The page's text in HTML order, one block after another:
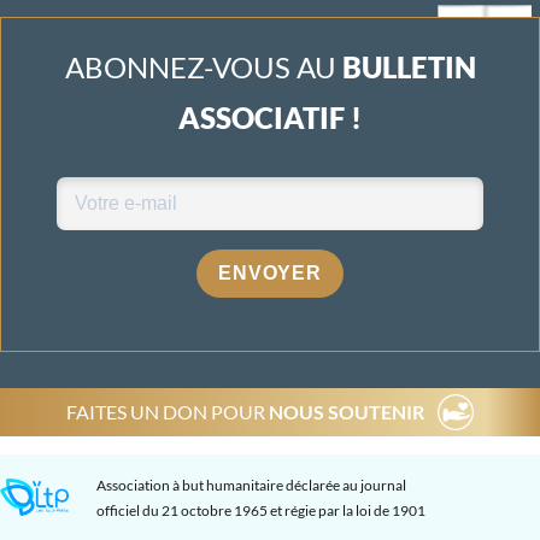
ABONNEZ-VOUS AU BULLETIN
ASSOCIATIF !
ENVOYER
FAITES UN DON POUR NOUS SOUTENIR
Association à but humanitaire déclarée au journal
officiel du 21 octobre 1965 et régie par la loi de 1901